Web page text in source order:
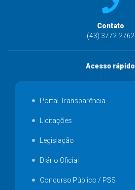
Contato
(43) 3772-2762
Acesso rápido
Portal Transparência
Licitações
Legislação
Diário Oficial
Concurso Público / PSS